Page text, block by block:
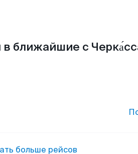
ближайшие с
больше рейсов